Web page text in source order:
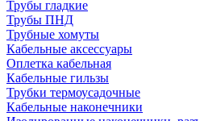
Трубы гладкие
Трубы ПНД
Трубные хомуты
Кабельные аксессуары
Оплетка кабельная
Кабельные гильзы
Трубки термоусадочные
Кабельные наконечники